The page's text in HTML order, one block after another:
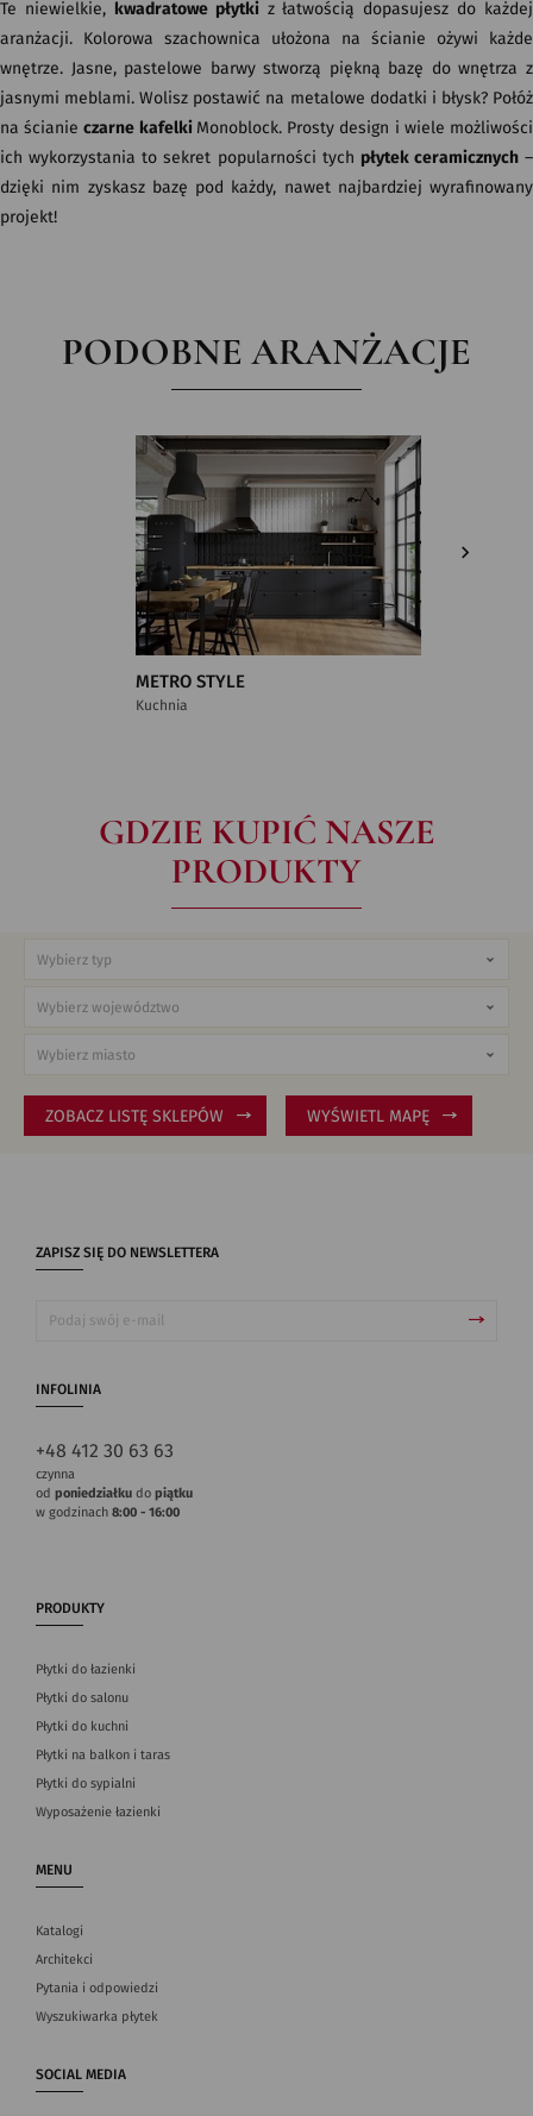
Te niewielkie, kwadratowe płytki z łatwością dopasujesz do każdej
aranżacji. Kolorowa szachownica ułożona na ścianie ożywi każde
wnętrze. Jasne, pastelowe barwy stworzą piękną bazę do wnętrza z
jasnymi meblami. Wolisz postawić na metalowe dodatki i błysk? Połóż
na ścianieczarne kafelki Monoblock. Prosty design i wiele możliwości
ich wykorzystania to sekret popularności tych płytek ceramicznych–
dzięki nim zyskasz bazę pod każdy, nawet najbardziej wyrafinowany
projekt!
PODOBNE ARANŻACJE
METRO STYLE
Kuchnia
GDZIE KUPIĆ NASZE
PRODUKTY
ZOBACZ LISTĘ SKLEPÓW WYŚWIETL MAPĘ
ZAPISZ SIĘ DO NEWSLETTERA
INFOLINIA
+48 412 30 63 63
czynna
od poniedziałku do piątku
w godzinach 8:00 - 16:00
PRODUKTY
Płytki do łazienki
Płytki do salonu
Płytki do kuchni
Płytki na balkon i taras
Płytki do sypialni
Wyposażenie łazienki
MENU
Katalogi
Architekci
Pytania i odpowiedzi
Wyszukiwarka płytek
SOCIAL MEDIA